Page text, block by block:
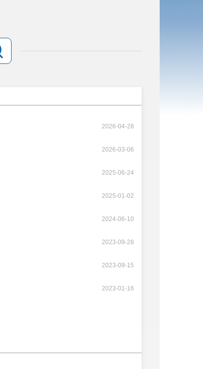
2026-04-28
2026-03-06
2025-06-24
2025-01-02
2024-06-10
2023-09-28
2023-09-15
2023-01-16